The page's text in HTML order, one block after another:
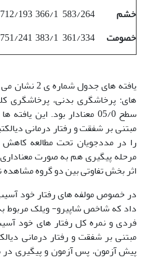
خشم 583/264
366/1
712/193
خصومت
361/334
383/1
751/241
یافته های
های: پرخاشگری بدنی، پرخاشگری
سطح 05/0 معنادار بود. این
مبتنی بر شفقت و رفتار درمانی
را در مددجویان تحت مطالعه
مرحله پیگیری هم به صورت
اثر بخش تفاوتی بین دو گروه
در خصوص مولفه های رفتار خود
داد که شاخص شاپیرو- ویلک مربوط
فردی و نمره کل رفتار های خود
مبتنی بر شفقت و رفتار درمانی